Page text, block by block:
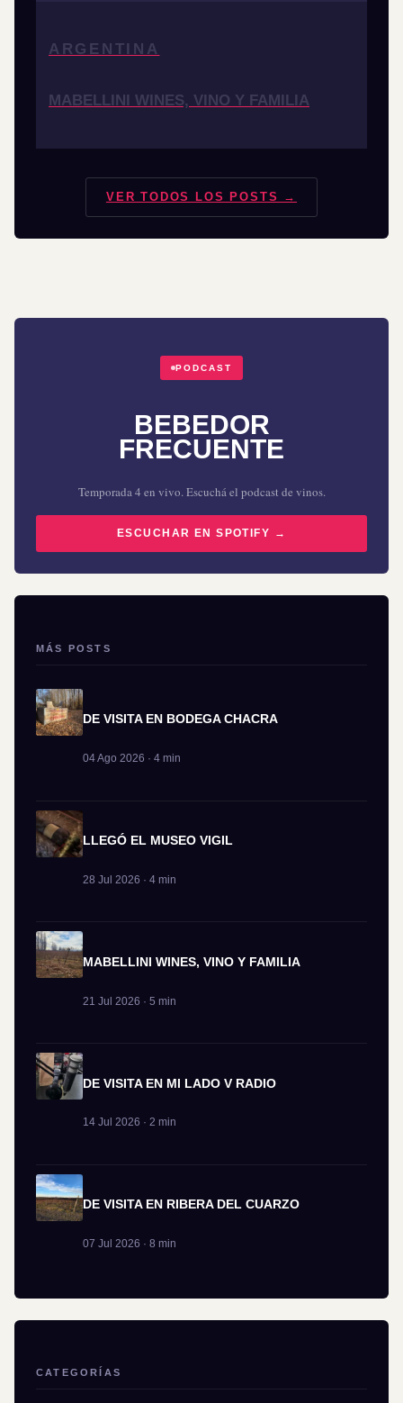
ARGENTINA
MABELLINI WINES, VINO Y FAMILIA
VER TODOS LOS POSTS →
PODCAST
BEBEDOR
FRECUENTE
Temporada 4 en vivo. Escuchá el podcast de vinos.
ESCUCHAR EN SPOTIFY →
MÁS POSTS
DE VISITA EN BODEGA CHACRA
04 Ago 2026 · 4 min
LLEGÓ EL MUSEO VIGIL
28 Jul 2026 · 4 min
MABELLINI WINES, VINO Y FAMILIA
21 Jul 2026 · 5 min
DE VISITA EN MI LADO V RADIO
14 Jul 2026 · 2 min
DE VISITA EN RIBERA DEL CUARZO
07 Jul 2026 · 8 min
CATEGORÍAS